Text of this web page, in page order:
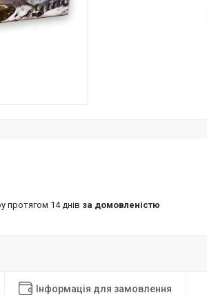
протягом 14 днів за домовленістю
Інформація для замовлення